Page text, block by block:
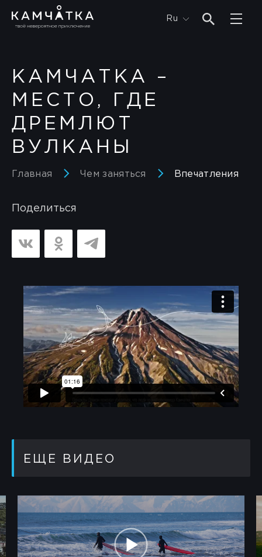
Ru
КАМЧАТКА –
МЕСТО, ГДЕ
ДРЕМЛЮТ
ВУЛКАНЫ
Главная Чем заняться Впечатления
Поделиться
ЕЩЕ ВИДЕО